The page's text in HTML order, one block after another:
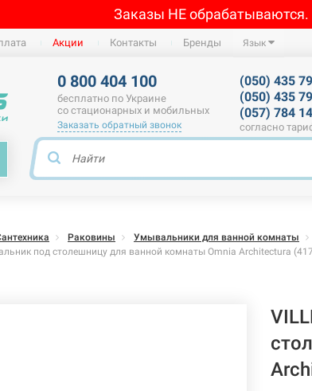
Заказы НЕ обрабатываются.
Акции Контакты Бренды Язык
0 800 404 100
бесплатно по Украине
со стационарных и мобильных
Заказать обратный звонок
(050) 435
(050) 435
(057) 784
согласно
Раковины Умывальники для ванной комнаты
под столешницу для ванной комнаты Omnia Architectura